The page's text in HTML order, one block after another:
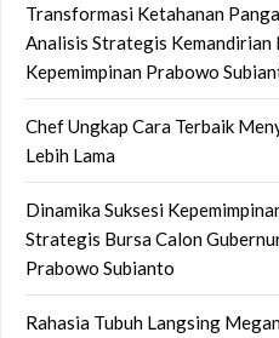
Transformasi Ketahanan
Analisis Strategis Kemandirian
Kepemimpinan Prabowo
Chef Ungkap Cara Terbaik
Lebih Lama
Dinamika Suksesi
Strategis Bursa Calon
Prabowo Subianto
Rahasia Tubuh Langsing